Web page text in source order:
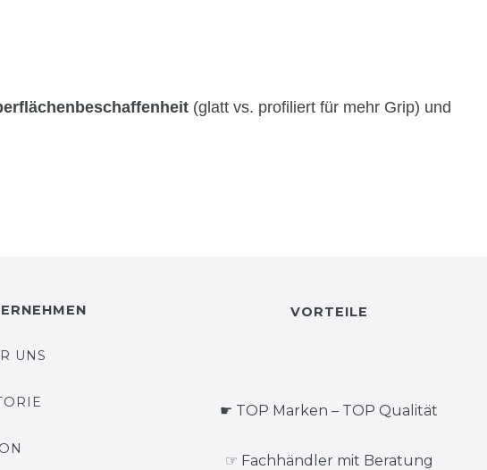
(glatt vs. profiliert für mehr Grip) und
UNS
VORTEILE
☛ TOP Marken – TOP Qualität
☞ Fachhändler mit Beratung